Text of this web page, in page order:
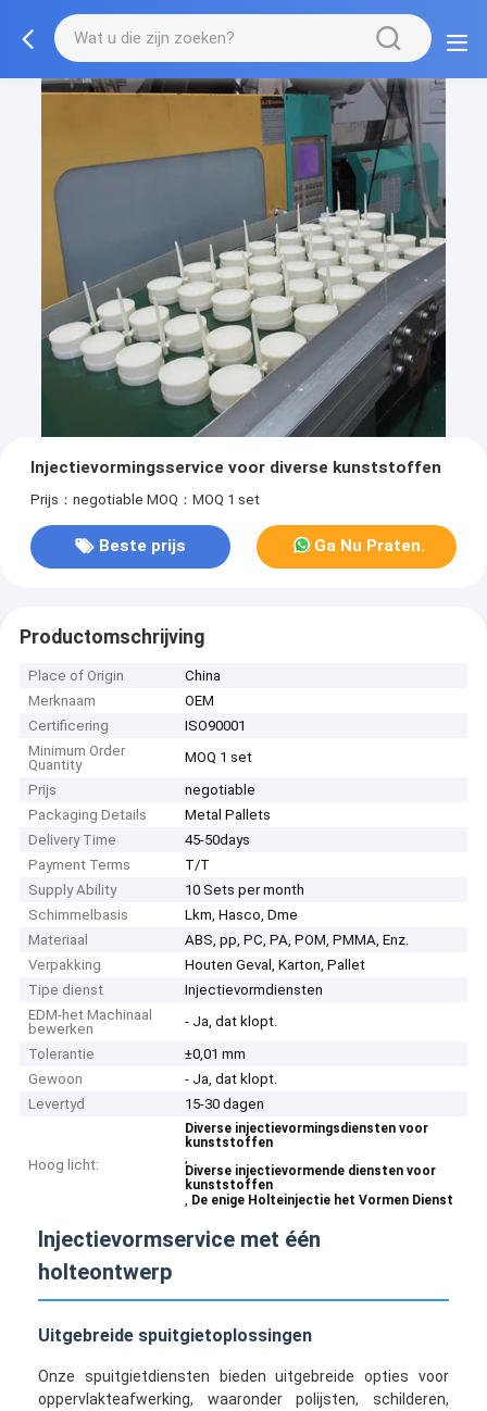
Injectievormingsservice voor diverse kunststoffen
Prijs：negotiable MOQ：MOQ 1 set
Beste prijs Ga Nu Praten.
Productomschrijving
Place of Origin
China
Merknaam
OEM
Certificering
ISO90001
Minimum Order
Quantity
MOQ 1 set
Prijs
negotiable
Packaging Details
Metal Pallets
Delivery Time
45-50days
Payment Terms
T/T
Supply Ability
10 Sets per month
Schimmelbasis
Lkm, Hasco, Dme
Materiaal
ABS, pp, PC, PA, POM, PMMA, Enz.
Verpakking
Houten Geval, Karton, Pallet
Tipe dienst
Injectievormdiensten
EDM-het Machinaal
bewerken
- Ja, dat klopt.
Tolerantie
±0,01 mm
Gewoon
- Ja, dat klopt.
Levertyd
15-30 dagen
Hoog licht:
Diverse injectievormingsdiensten voor
kunststoffen
,
Diverse injectievormende diensten voor
kunststoffen
, De enige Holteinjectie het Vormen Dienst
Injectievormservice met één
holteontwerp
Uitgebreide spuitgietoplossingen
Onze spuitgietdiensten bieden uitgebreide opties voor
oppervlakteafwerking, waaronder polijsten, schilderen,